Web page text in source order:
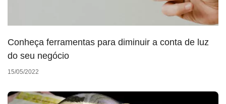
Conheça ferramentas para diminuir a conta de luz
do seu negócio
15/05/2022